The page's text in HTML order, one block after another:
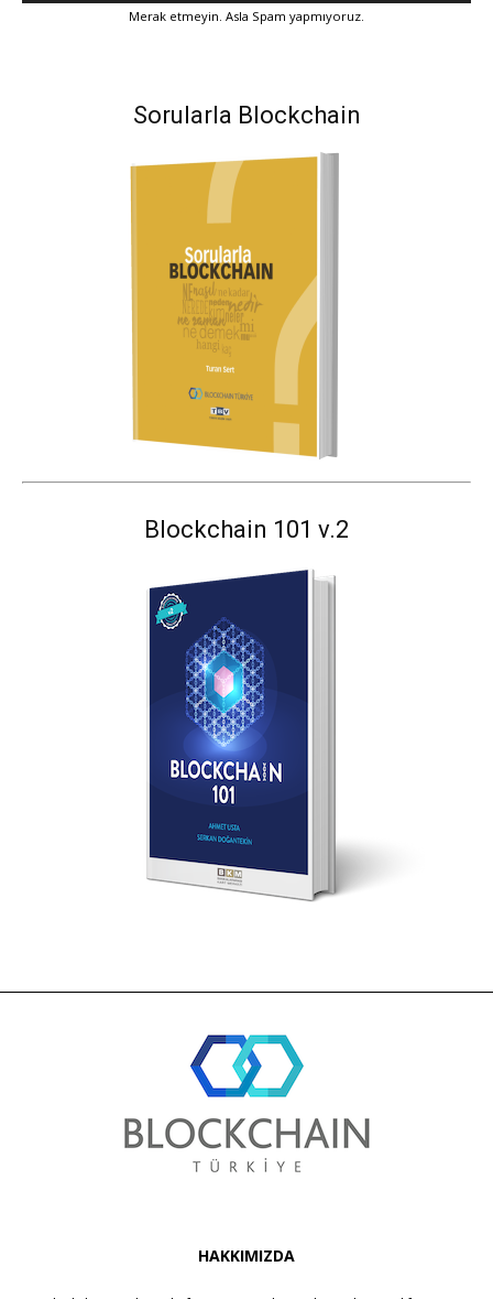
Merak etmeyin. Asla Spam yapmıyoruz.
Sorularla Blockchain
Blockchain 101 v.2
HAKKIMIZDA